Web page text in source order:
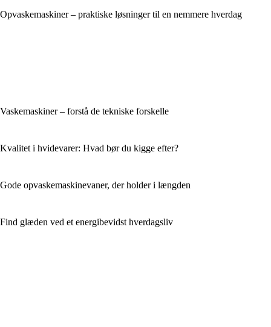
Opvaskemaskiner – praktiske løsninger til en nemmere hverdag
Vaskemaskiner – forstå de tekniske forskelle
Kvalitet i hvidevarer: Hvad bør du kigge efter?
Gode opvaskemaskinevaner, der holder i længden
Find glæden ved et energibevidst hverdagsliv